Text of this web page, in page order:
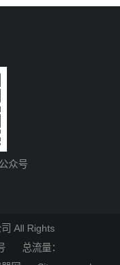
众号
All Rights
总流量：